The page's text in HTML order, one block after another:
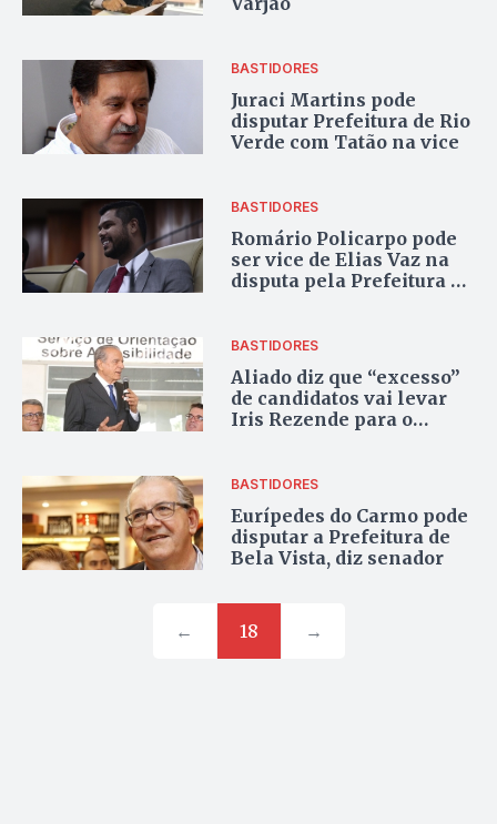
BASTIDORES
Juraci Martins pode
disputar Prefeitura de Rio
Verde com Tatão na vice
BASTIDORES
Romário Policarpo pode
ser vice de Elias Vaz na
disputa pela Prefeitura de
BASTIDORES
Aliado diz que “excesso”
de candidatos vai levar
Iris Rezende para o
BASTIDORES
Eurípedes do Carmo pode
disputar a Prefeitura de
Bela Vista, diz senador
← 18 →